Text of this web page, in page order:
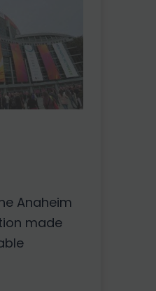
Anaheim
made